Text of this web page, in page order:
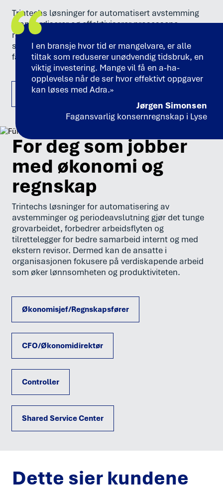
Trintechs løsninger for automatisert avstemming
standardiserer og effektiviserer prosessene,
reduserer risiko for feil og gir sanntidsinnsikt i
status og avvik, slik atøkonomi- og regnskapsteam
får bedre kontroll gjennom hele perioden.
Oppdag våre produkter
I en bransje hvor tid er mangelvare, er alle
tiltak som reduserer unødvendig tidsbruk, en
viktig investering. Mange vil få en a-ha-
opplevelse når de ser hvor effektivt oppgaver
kan løses med Adra.»
Jørgen Simonsen
Fagansvarlig konsernregnskap i Lyse
For deg som jobber
med økonomi og
regnskap
Trintechs løsninger for automatisering av
avstemminger og periodeavslutning gjør det tunge
grovarbeidet, forbedrer arbeidsflyten og
tilrettelegger for bedre samarbeid internt og med
ekstern revisor. Dermed kan de ansatte i
organisasjonen fokusere på verdiskapende arbeid
som øker lønnsomheten og produktiviteten.
Økonomisjef/Regnskapsfører
CFO/Økonomidirektør
Controller
Shared Service Center
Dette sier kundene